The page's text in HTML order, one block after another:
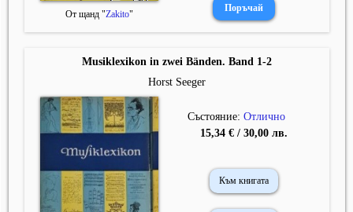
От щанд "Zakito"
Musiklexikon in zwei Bänden. Band 1-2
Horst Seeger
Състояние: Отлично
15,34 € / 30,00 лв.
Към книгата